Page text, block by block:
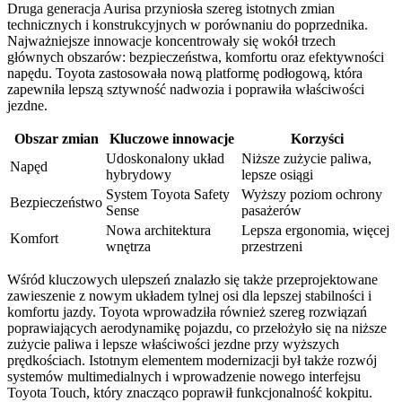
Druga generacja Aurisa przyniosła szereg istotnych zmian
technicznych i konstrukcyjnych w porównaniu do poprzednika.
Najważniejsze innowacje koncentrowały się wokół trzech
głównych obszarów: bezpieczeństwa, komfortu oraz efektywności
napędu. Toyota zastosowała nową platformę podłogową, która
zapewniła lepszą sztywność nadwozia i poprawiła właściwości
jezdne.
Obszar zmian Kluczowe innowacje
Korzyści
Napęd
Udoskonalony układ
hybrydowy
Niższe zużycie paliwa,
lepsze osiągi
Bezpieczeństwo
System Toyota Safety
Sense
Wyższy poziom ochrony
pasażerów
Komfort
Nowa architektura
wnętrza
Lepsza ergonomia, więcej
przestrzeni
Wśród kluczowych ulepszeń znalazło się także przeprojektowane
zawieszenie z nowym układem tylnej osi dla lepszej stabilności i
komfortu jazdy. Toyota wprowadziła również szereg rozwiązań
poprawiających aerodynamikę pojazdu, co przełożyło się na niższe
zużycie paliwa i lepsze właściwości jezdne przy wyższych
prędkościach. Istotnym elementem modernizacji był także rozwój
systemów multimedialnych i wprowadzenie nowego interfejsu
Toyota Touch, który znacząco poprawił funkcjonalność kokpitu.